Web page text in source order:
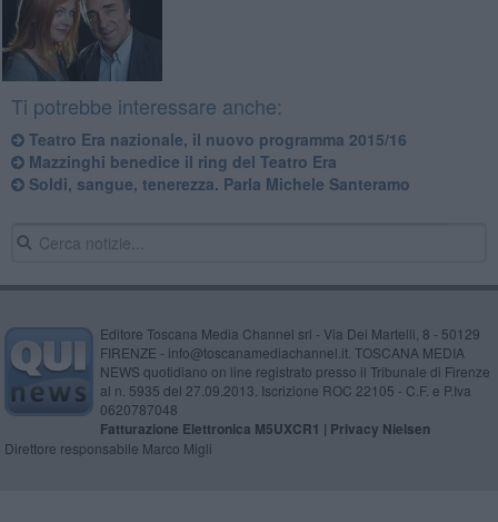
Ti potrebbe interessare anche:
Teatro Era nazionale, il nuovo programma 2015/16
Mazzinghi benedice il ring del Teatro Era
Soldi, sangue, tenerezza. Parla Michele Santeramo
Editore Toscana Media Channel srl - Via Dei Martelli, 8 - 50129
FIRENZE - info@toscanamediachannel.it. TOSCANA MEDIA
NEWS quotidiano on line registrato presso il Tribunale di Firenze
al n. 5935 del 27.09.2013. Iscrizione ROC 22105 - C.F. e P.Iva
0620787048
Fatturazione Elettronica M5UXCR1 | Privacy Nielsen
Direttore responsabile Marco Migli